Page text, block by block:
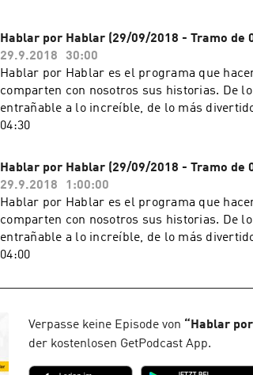
Hablar por Hablar (29/09/2018 - Tramo de
29.9.2018
30:00
Hablar por Hablar es el programa que
comparten con nosotros sus historias. De
entrañable a lo increíble, de lo más
04:30
Hablar por Hablar (29/09/2018 - Tramo de
29.9.2018
1:00:00
Hablar por Hablar es el programa que
comparten con nosotros sus historias. De
entrañable a lo increíble, de lo más
04:00
Verpasse keine Episode von “ Hablar
der kostenlosen GetPodcast App.